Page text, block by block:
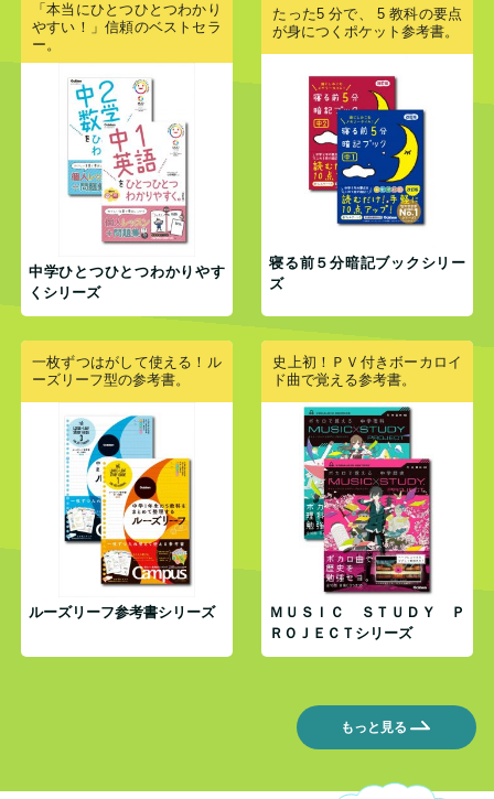
「本当にひとつひとつわかり
やすい！」信頼のベストセラ
ー。
中学ひとつひとつわかりやす
くシリーズ
たった5 分で、 5 教科の要点
が身につくポケット参考書。
寝る前５分暗記ブックシリー
ズ
一枚ずつはがして使える！ル
ーズリーフ型の参考書。
ルーズリーフ参考書シリーズ
史上初！ＰＶ付きボーカロイ
ド曲で覚える参考書。
ＭＵＳＩＣ ＳＴＵＤＹ Ｐ
ＲＯＪＥＣＴシリーズ
もっと見る